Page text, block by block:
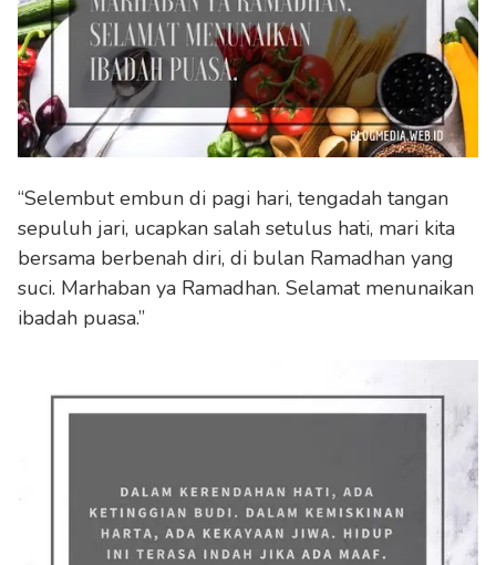
“Selembut embun di pagi hari, tengadah tangan
sepuluh jari, ucapkan salah setulus hati, mari kita
bersama berbenah diri, di bulan Ramadhan yang
suci. Marhaban ya Ramadhan. Selamat menunaikan
ibadah puasa.”